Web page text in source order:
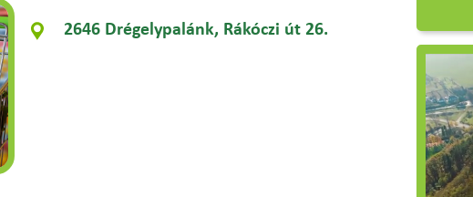
2646 Drégelypalánk, Rákóczi út 26.